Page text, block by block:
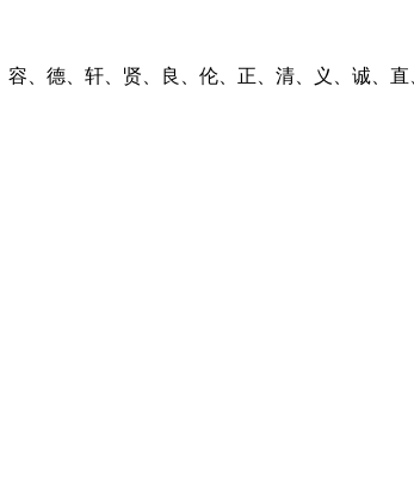
、德、轩、贤、良、伦、正、清、义、诚、